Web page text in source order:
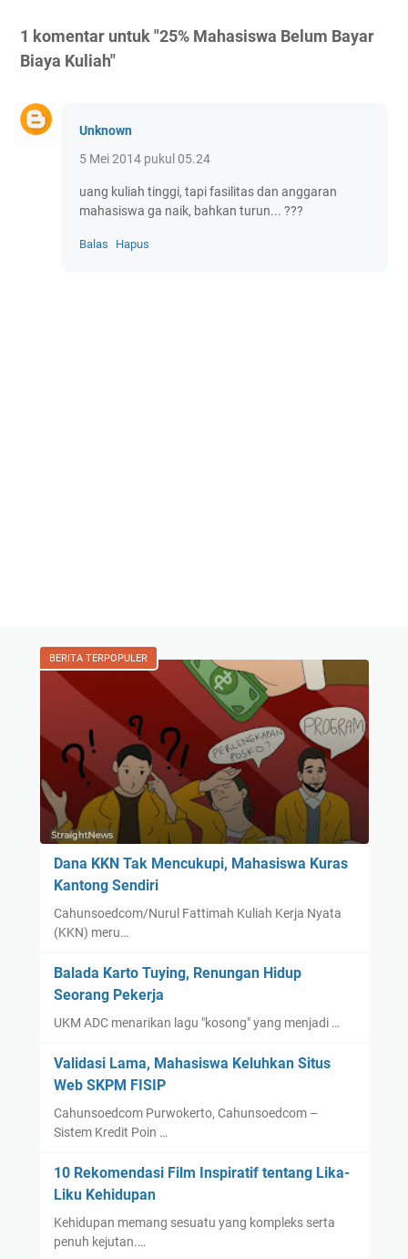
1 komentar untuk "25% Mahasiswa Belum Bayar
Biaya Kuliah"
Unknown
5 Mei 2014 pukul 05.24
uang kuliah tinggi, tapi fasilitas dan anggaran
mahasiswa ga naik, bahkan turun... ???
Balas Hapus
BERITA TERPOPULER
Dana KKN Tak Mencukupi, Mahasiswa Kuras
Kantong Sendiri
Cahunsoedcom/Nurul Fattimah Kuliah Kerja Nyata
(KKN) meru…
Balada Karto Tuying, Renungan Hidup
Seorang Pekerja
UKM ADC menarikan lagu "kosong" yang menjadi …
Validasi Lama, Mahasiswa Keluhkan Situs
Web SKPM FISIP
Cahunsoedcom Purwokerto, Cahunsoedcom –
Sistem Kredit Poin …
10 Rekomendasi Film Inspiratif tentang Lika-
Liku Kehidupan
Kehidupan memang sesuatu yang kompleks serta
penuh kejutan.…